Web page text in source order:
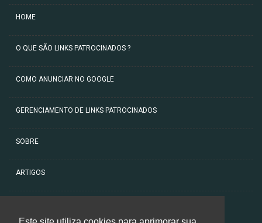
HOME
O QUE SÃO LINKS PATROCINADOS ?
COMO ANUNCIAR NO GOOGLE
GERENCIAMENTO DE LINKS PATROCINADOS
SOBRE
ARTIGOS